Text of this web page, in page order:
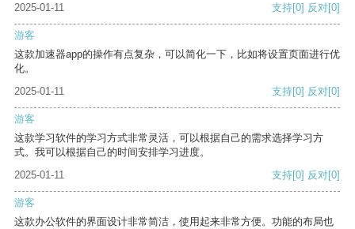
2025-01-11 支持[0] 反对[0]
游客
这款加速器app的操作有点复杂，可以简化一下，比如将设置页面进行优
化。
2025-01-11
支持[0] 反对[0]
游客
这款学习软件的学习方式非常灵活，可以根据自己的需求选择学习方
式。我可以根据自己的时间安排学习进度。
2025-01-11
支持[0] 反对[0]
游客
这款办公软件的界面设计非常简洁，使用起来非常方便。功能的布局也